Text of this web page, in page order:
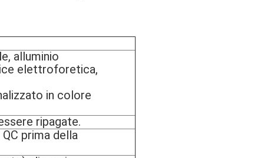
alluminio
elettroforetica,
in colore
ripagate.
prima della